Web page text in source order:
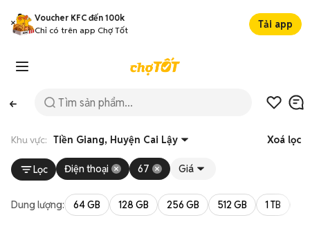
Voucher KFC đến 100k
Chỉ có trên app Chợ Tốt
Tải app
Khu vực: Tiền Giang, Huyện Cai Lậy Xoá lọc
Lọc Điện thoại 67 Giá
Dung lượng: 64 GB 128 GB 256 GB 512 GB 1 TB